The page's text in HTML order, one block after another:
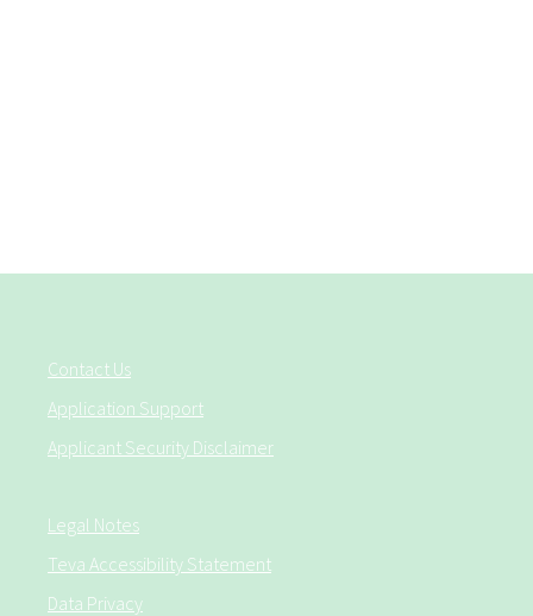
Contact Us
Application Support
Applicant Security Disclaimer
Legal Notes
Teva Accessibility Statement
Data Privacy